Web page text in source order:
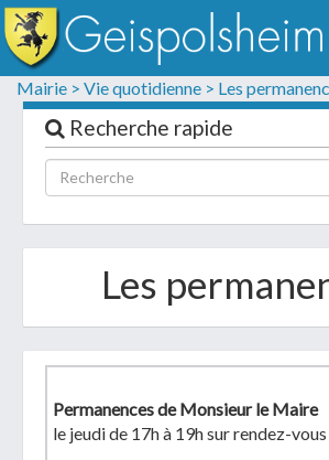
Mairie > Vie quotidienne > Les
Recherche rapide
Les
Permanences de Monsieur le Maire
le jeudi de 17h à 19h sur rendez-vous
Formulaire de
Les champs suivis d'un * sont
Informations personnelles